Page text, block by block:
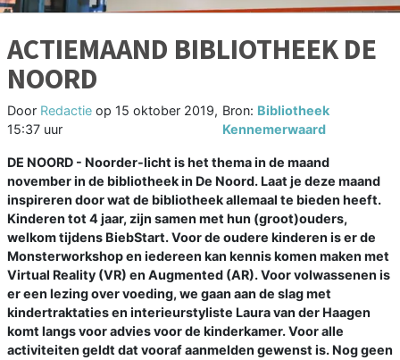
ACTIEMAAND BIBLIOTHEEK DE
NOORD
Door Redactie op 15 oktober 2019,
15:37 uur
Bron: Bibliotheek
Kennemerwaard
DE NOORD - Noorder-licht is het thema in de maand
november in de bibliotheek in De Noord. Laat je deze maand
inspireren door wat de bibliotheek allemaal te bieden heeft.
Kinderen tot 4 jaar, zijn samen met hun (groot)ouders,
welkom tijdens BiebStart. Voor de oudere kinderen is er de
Monsterworkshop en iedereen kan kennis komen maken met
Virtual Reality (VR) en Augmented (AR). Voor volwassenen is
er een lezing over voeding, we gaan aan de slag met
kindertraktaties en interieurstyliste Laura van der Haagen
komt langs voor advies voor de kinderkamer. Voor alle
activiteiten geldt dat vooraf aanmelden gewenst is. Nog geen